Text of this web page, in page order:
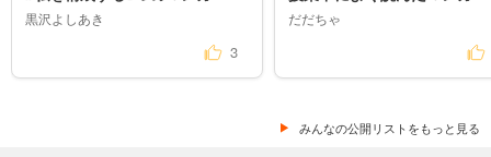
黒沢よしあき
3
だだちゃ
みんなの公開リストをもっと見る